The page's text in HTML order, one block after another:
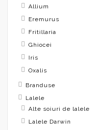
Allium
Eremurus
Fritillaria
Ghiocei
Iris
Oxalis
Branduse
Lalele
Alte soiuri de lalele
Lalele Darwin